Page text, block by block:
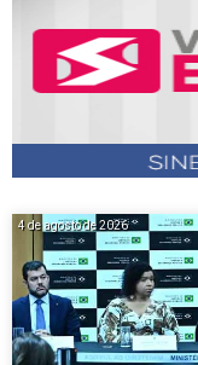
4 de agosto de 2026